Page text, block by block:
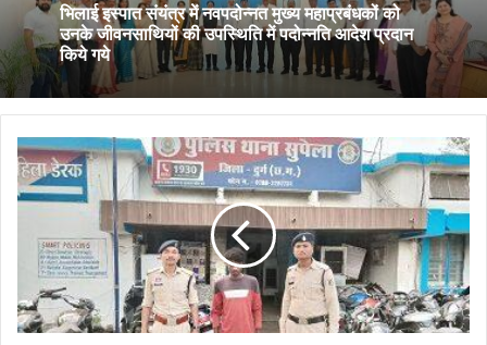
भिलाई इस्पात संयंत्र में नवपदोन्नत मुख्य महाप्रबंधकों को
उनके जीवनसाथियों की उपस्थिति में पदोन्नति आदेश प्रदान
किये गये
सोशल
मीडिया
में
मारपीट
प्रकरण
सुपेला
पुलिस